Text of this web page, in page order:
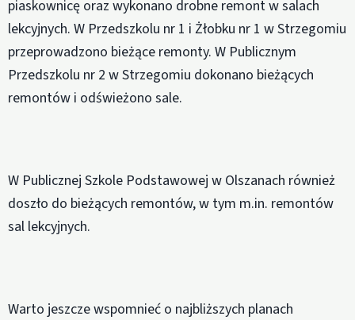
piaskownicę oraz wykonano drobne remont w salach
lekcyjnych. W Przedszkolu nr 1 i Żłobku nr 1 w Strzegomiu
przeprowadzono bieżące remonty. W Publicznym
Przedszkolu nr 2 w Strzegomiu dokonano bieżących
remontów i odświeżono sale.
W Publicznej Szkole Podstawowej w Olszanach również
doszło do bieżących remontów, w tym m.in. remontów
sal lekcyjnych.
Warto jeszcze wspomnieć o najbliższych planach